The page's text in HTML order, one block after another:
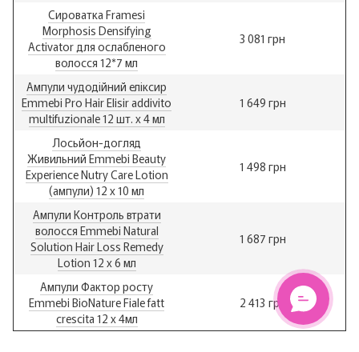
Сироватка Framesi
Morphosis Densifying
Activator для ослабленого
волосся 12*7 мл
3 081 грн
Ампули чудодійний еліксир
Emmebi Pro Hair Elisir addivito
multifuzionale 12 шт. х 4 мл
1 649 грн
Лосьйон-догляд
Живильний Emmebi Beauty
Experience Nutry Care Lotion
(ампули) 12 x 10 мл
1 498 грн
Ампули Контроль втрати
волосся Emmebi Natural
Solution Hair Loss Remedy
Lotion 12 х 6 мл
1 687 грн
Ампули Фактор росту
Emmebi BioNature Fiale fatt
crescita 12 х 4мл
2 413 грн